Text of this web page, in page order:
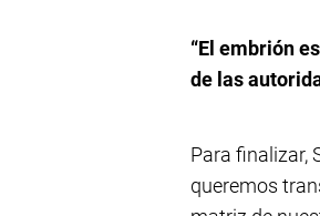
“El embrión
de las
Para finalizar,
queremos